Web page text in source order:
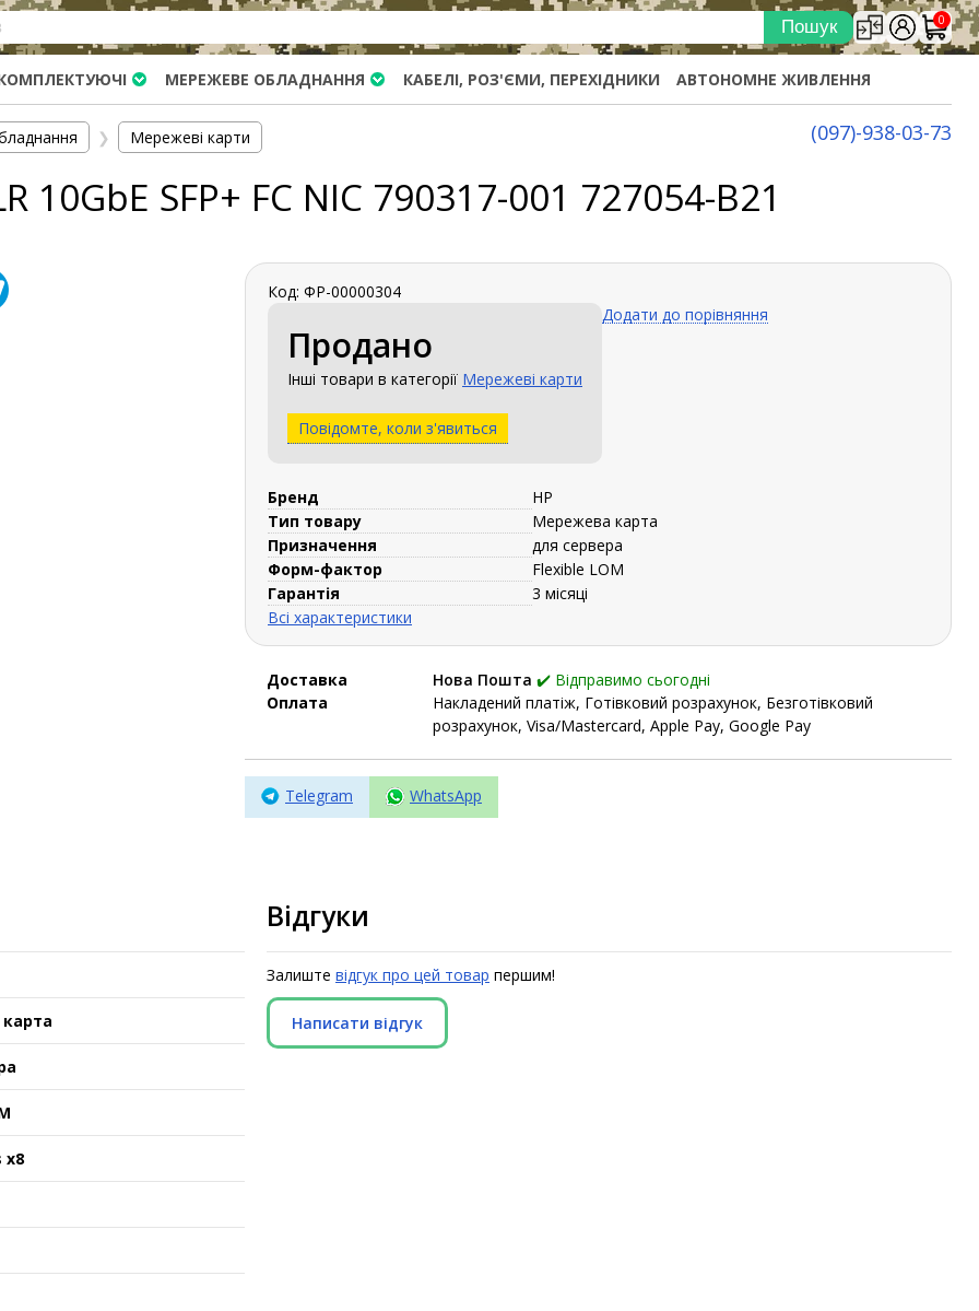
0
МЕРЕЖЕВЕ ОБЛАДНАННЯ КАБЕЛІ, РОЗ'ЄМИ, ПЕРЕХІДНИКИ АВТОНОМНЕ ЖИВЛЕННЯ
(097)-938-03-73
❯ Мережеві карти
SFP+ FC NIC 790317-001 727054-B21
Код: ФР-00000304
Продано
Інші товари в категорії Мережеві карти
Повідомте, коли з'явиться
Додати до порівняння
Бренд
HP
Тип товару
Мережева карта
Призначення
для сервера
Форм-фактор
Flexible LOM
Гарантія
3 місяці
Всі характеристики
Доставка Нова Пошта ✔️ Відправимо сьогодні
Оплата
Накладений платіж, Готівковий розрахунок, Безготівковий
розрахунок, Visa/Mastercard, Apple Pay, Google Pay
Telegram WhatsApp
x8
Відгуки
Залиште відгук про цей товар першим!
Написати відгук